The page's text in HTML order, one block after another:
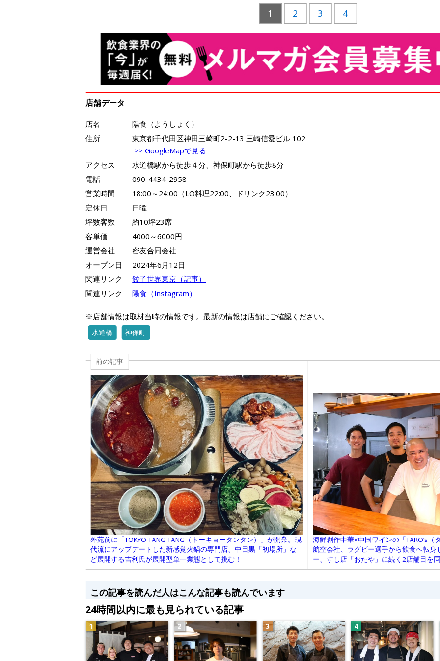
1 2 3 4
店舗データ
店名
陽食（ようしょく）
住所
東京都千代田区神田三崎町2-2-13 三崎信愛ビル 102
>> GoogleMapで見る
アクセス
水道橋駅から徒歩４分、神保町駅から徒歩8分
電話
090-4434-2958
営業時間
18:00～24:00（LO料理22:00、ドリンク23:00）
定休日
日曜
坪数客数
約10坪23席
客単価
4000～6000円
運営会社
密友合同会社
オープン日
2024年6月12日
関連リンク
餃子世界東京（記事）
関連リンク
陽食（Instagram）
※店舗情報は取材当時の情報です。最新の情報は店舗にご確認ください。
水道橋 神保町
前の記事
外苑前に「TOKYO TANG TANG（トーキョータンタン）」が開業。現
代流にアップデートした新感覚火鍋の専門店、中目黒「初場所」な
ど展開する吉利氏が展開型単一業態として挑む！
海鮮創作中華×中国ワインの「TARO’s
航空会社、ラグビー選手から飲食へ転
ー、すし店「おたや」に続く2店舗目を
この記事を読んだ人はこんな記事も読んでいます
24時間以内に最も見られている記事